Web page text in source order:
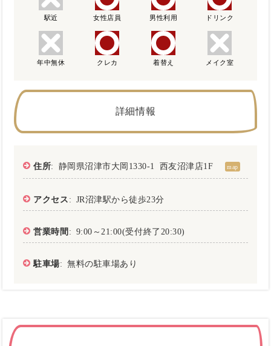
駅近 女性店員 男性利用 ドリンク
年中無休 クレカ 着替え メイク室
詳細情報
住所: 静岡県沼津市大岡1330-1 西友沼津店1F map
アクセス : JR沼津駅から徒歩23分
営業時間: 9:00～21:00(受付終了20:30)
駐車場: 無料の駐車場あり